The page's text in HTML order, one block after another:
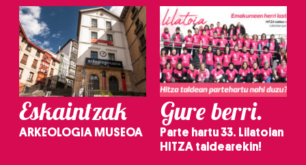
Eskaintzak
ARKEOLOGIA MUSEOA
Gure berri.
Parte hartu 33. Lilatoian
HITZA taldearekin!